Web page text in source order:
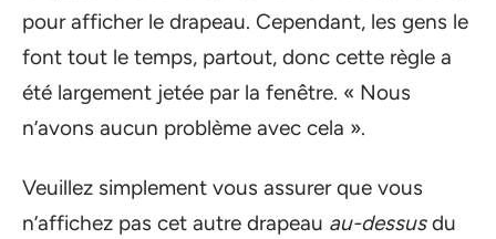
pour afficher le drapeau. Cependant, les gens le
font tout le temps, partout, donc cette règle a
été largement jetée par la fenêtre. « Nous
n’avons aucun problème avec cela ».
Veuillez simplement vous assurer que vous
n’affichez pas cet autre drapeau au-dessusdu